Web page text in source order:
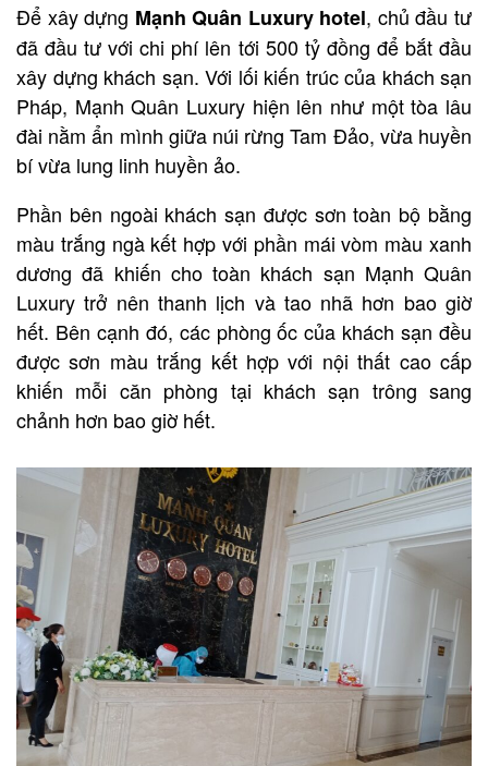
Để xây dựng Mạnh Quân Luxury hotel, chủ đầu tư
đã đầu tư với chi phí lên tới 500 tỷ đồng để bắt đầu
xây dựng khách sạn. Với lối kiến trúc của khách sạn
Pháp, Mạnh Quân Luxury hiện lên như một tòa lâu
đài nằm ẩn mình giữa núi rừng Tam Đảo, vừa huyền
bí vừa lung linh huyền ảo.
Phần bên ngoài khách sạn được sơn toàn bộ bằng
màu trắng ngà kết hợp với phần mái vòm màu xanh
dương đã khiến cho toàn khách sạn Mạnh Quân
Luxury trở nên thanh lịch và tao nhã hơn bao giờ
hết. Bên cạnh đó, các phòng ốc của khách sạn đều
được sơn màu trắng kết hợp với nội thất cao cấp
khiến mỗi căn phòng tại khách sạn trông sang
chảnh hơn bao giờ hết.